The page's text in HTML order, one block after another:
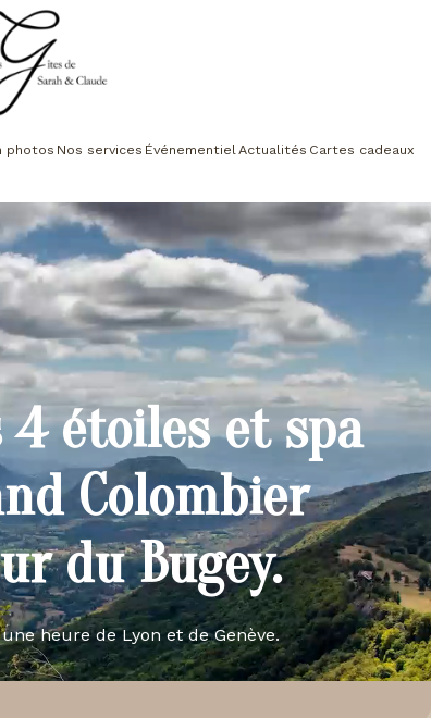
photos Nos services ÉvénementielActualités Cartes cadeaux
4 étoiles et spa
Colombier
du Bugey.
heure de Lyon et de Genève.